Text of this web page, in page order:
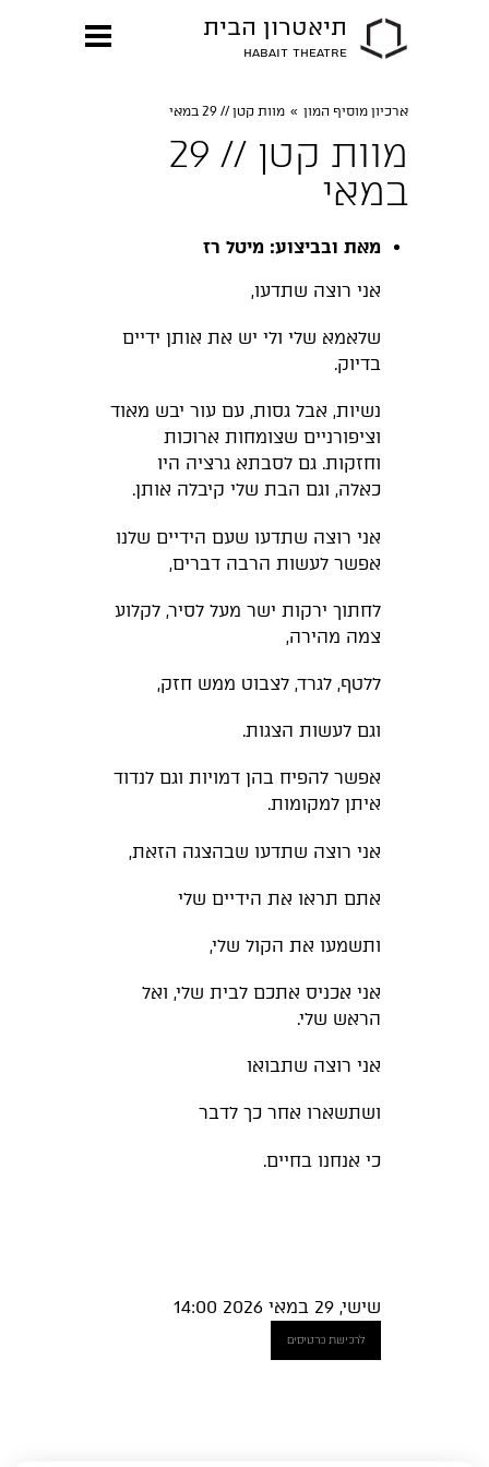
תיאטרון הבית
HABAIT THEATRE
ארכיון מוסיף המון » מוות קטן // 29 במאי
מוות קטן // 29
במאי
מאת ובביצוע: מיטל רז
אני רוצה שתדעו,
שלאמא שלי ולי יש את אותן ידיים
בדיוק.
נשיות, אבל גסות, עם עור יבש מאוד
וציפורניים שצומחות ארוכות
וחזקות. גם לסבתא גרציה היו
כאלה, וגם הבת שלי קיבלה אותן.
אני רוצה שתדעו שעם הידיים שלנו
אפשר לעשות הרבה דברים,
לחתוך ירקות ישר מעל לסיר, לקלוע
צמה מהירה,
ללטף, לגרד, לצבוט ממש חזק,
וגם לעשות הצגות.
אפשר להפיח בהן דמויות וגם לנדוד
איתן למקומות.
אני רוצה שתדעו שבהצגה הזאת,
אתם תראו את הידיים שלי
ותשמעו את הקול שלי,
אני אכניס אתכם לבית שלי, ואל
הראש שלי.
אני רוצה שתבואו
ושתשארו אחר כך לדבר
כי אנחנו בחיים.
שישי, 29 במאי 2026 14:00
לרכישת כרטיסים